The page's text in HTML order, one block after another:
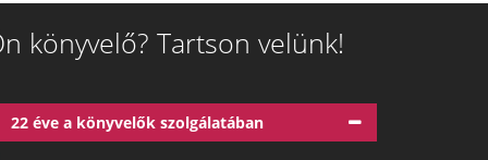
könyvelő? Tartson velünk!
22 éve a könyvelők szolgálatában